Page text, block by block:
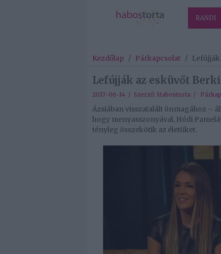
RANDI
Kezdőlap / Párkapcsolat / Lefújják
Lefújják az esküvőt
2017-06-14 / Szerző: Habostorta /
Ázsiában visszatalált önmagához –
hogy menyasszonyával, Hódi
tényleg összekötik az életüket.